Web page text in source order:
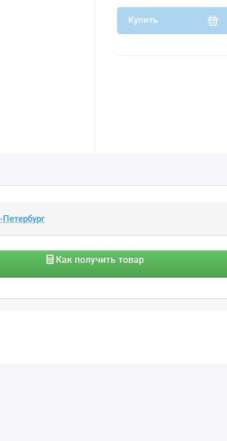
Купить
Как получить товар